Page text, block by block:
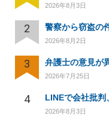
2026年8月3日
2
2026年8月2日
3
2026年7月25日
4
2026年8月3日